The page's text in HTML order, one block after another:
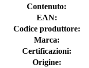
Contenuto:
EAN:
Codice produttore:
Marca:
Certificazioni:
Origine: